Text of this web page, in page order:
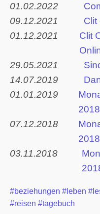
01.02.2022
09.12.2021
Clit
01.12.2021
Clit
29.05.2021
14.07.2019
01.01.2019
2018
07.12.2018
2018
03.11.2018
#beziehungen #leben
#reisen #tagebuch